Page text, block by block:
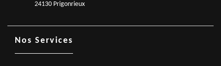
24130 Prigonrieux
Nos Services